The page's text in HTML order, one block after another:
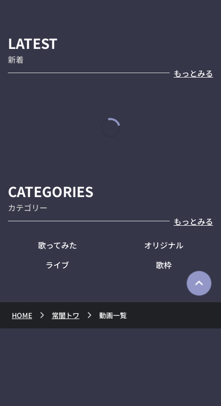
LATEST
新着
もっとみる
CATEGORIES
カテゴリー
もっとみる
歌ってみた
オリジナル
ライブ
歌枠
HOME 常闇トワ 動画一覧